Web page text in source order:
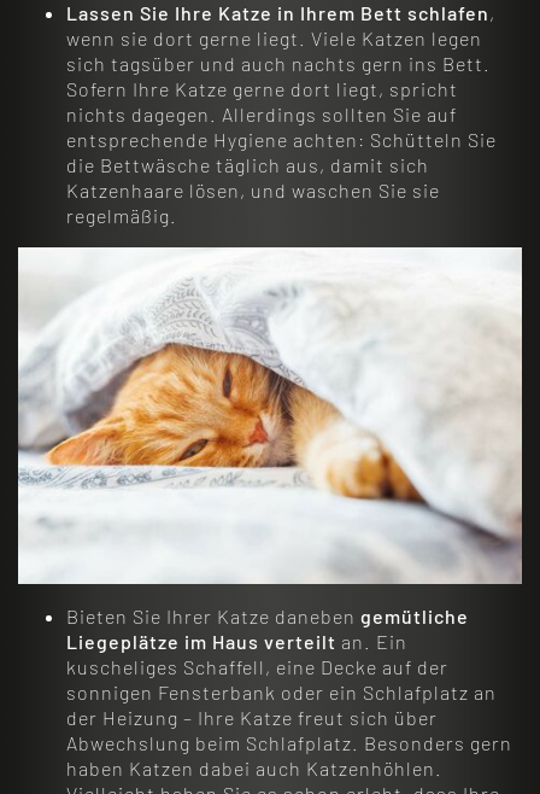
Lassen Sie Ihre Katze in Ihrem Bett schlafen,
wenn sie dort gerne liegt. Viele Katzen legen
sich tagsüber und auch nachts gern ins Bett.
Sofern Ihre Katze gerne dort liegt, spricht
nichts dagegen. Allerdings sollten Sie auf
entsprechende Hygiene achten: Schütteln Sie
die Bettwäsche täglich aus, damit sich
Katzenhaare lösen, und waschen Sie sie
regelmäßig.
Bieten Sie Ihrer Katze daneben gemütliche
Liegeplätze im Haus verteilt an. Ein
kuscheliges Schaffell, eine Decke auf der
sonnigen Fensterbank oder ein Schlafplatz an
der Heizung – Ihre Katze freut sich über
Abwechslung beim Schlafplatz. Besonders gern
haben Katzen dabei auch Katzenhöhlen.